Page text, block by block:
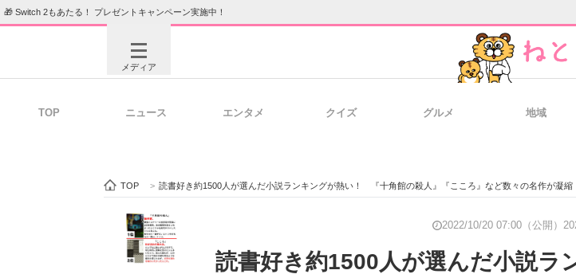
🎁 Switch 2もあたる！ プレゼントキャンペーン実施中！
メディア
ビジネスと働き方のヒント
TOP ニュース エンタメ クイズ グルメ 地域
TOP > 読書好き約1500人が選んだ小説ランキングが熱い！ 『十角館の殺人』『こころ』など数々の名作が凝縮
2022/10/20 07:00（公開）
読書好き約1500人が選んだ小説ラ